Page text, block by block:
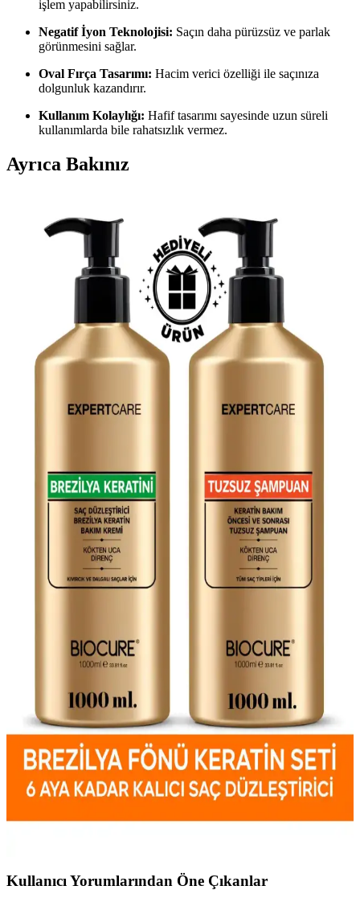
işlem yapabilirsiniz.
Negatif İyon Teknolojisi: Saçın daha pürüzsüz ve parlak
görünmesini sağlar.
Oval Fırça Tasarımı: Hacim verici özelliği ile saçınıza
dolgunluk kazandırır.
Kullanım Kolaylığı: Hafif tasarımı sayesinde uzun süreli
kullanımlarda bile rahatsızlık vermez.
Ayrıca Bakınız
Saç Düzleştirici Fırça ve Tarak Karşılaştırması:
Hangi Ürün Sizin İçin Uygun
Fakir Illusion Effect ve Grundig HB 5850 saç düzleştirici ürünlerini
teknik özellikleri ve kullanıcı yorumlarıyla karşılaştırıyoruz, saç
tipinize uygun en iyi seçeneği belirlemenize yardımcı oluyoruz.
Grundig HS 7033 ve HS 5330 Saç Düzleştiricilerinin
Detaylı Karşılaştırması
Hangi cihaz sizin için daha uygun?
Grundig HS 7031 ve Remington S6500 modellerinin özellikleri,
kullanıcı yorumları ve karşılaştırmasıyla en iyi seçimi yapın.
Bio Keratin Gold ve Torino Brezilya Keratini
Karşılaştırması: Hangi Ürün Daha Etkili
Bio Keratin Gold ve Torino Brezilya Keratini ürünlerini detaylı
karşılaştırıyoruz. Elektriklenmeyi önleyen, parlaklık ve düzleştirme
Saç Düzleştirici ve Kurutma Makineleri
Karşılaştırması: En İyi Seçenekler ve Özellikler
Saç düzleştirici ve kurutma makineleri arasındaki farkları ve
özellikleri inceleyerek, ihtiyaçlarınıza en uygun ürünü seçmenize
yardımcı olacak detaylı karşılaştırma.
Biocure saç düzleştirici ürünleri karşılaştırması:
Brezilya keratin ve keratin bakımı özellikleri
Uygulama kolaylığı, etkisi ve kullanıcı yorumlarıyla saç tipinize
Kullanıcı Yorumlarından Öne Çıkanlar